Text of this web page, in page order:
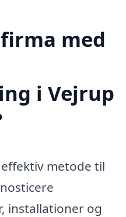
med
i Vejrup
metode til
installationer og